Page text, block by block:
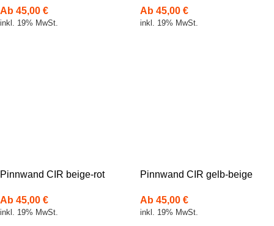
Ab 45,00 €
inkl. 19% MwSt.
Ab 45,00 €
inkl. 19% MwSt.
Pinnwand CIR beige-rot
Ab 45,00 €
inkl. 19% MwSt.
Pinnwand CIR gelb-beige
Ab 45,00 €
inkl. 19% MwSt.